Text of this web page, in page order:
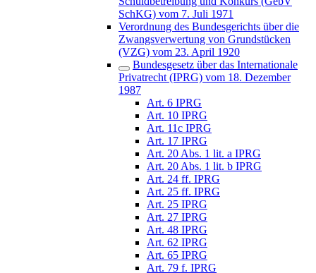
SchKG) vom 7. Juli 1971
Verordnung des Bundesgerichts über die
Zwangsverwertung von Grundstücken
(VZG) vom 23. April 1920
Bundesgesetz über das Internationale
Privatrecht (IPRG) vom 18. Dezember
1987
Art. 6 IPRG
Art. 10 IPRG
Art. 11c IPRG
Art. 17 IPRG
Art. 20 Abs. 1 lit. a IPRG
Art. 20 Abs. 1 lit. b IPRG
Art. 24 ff. IPRG
Art. 25 ff. IPRG
Art. 25 IPRG
Art. 27 IPRG
Art. 48 IPRG
Art. 62 IPRG
Art. 65 IPRG
Art. 79 f. IPRG